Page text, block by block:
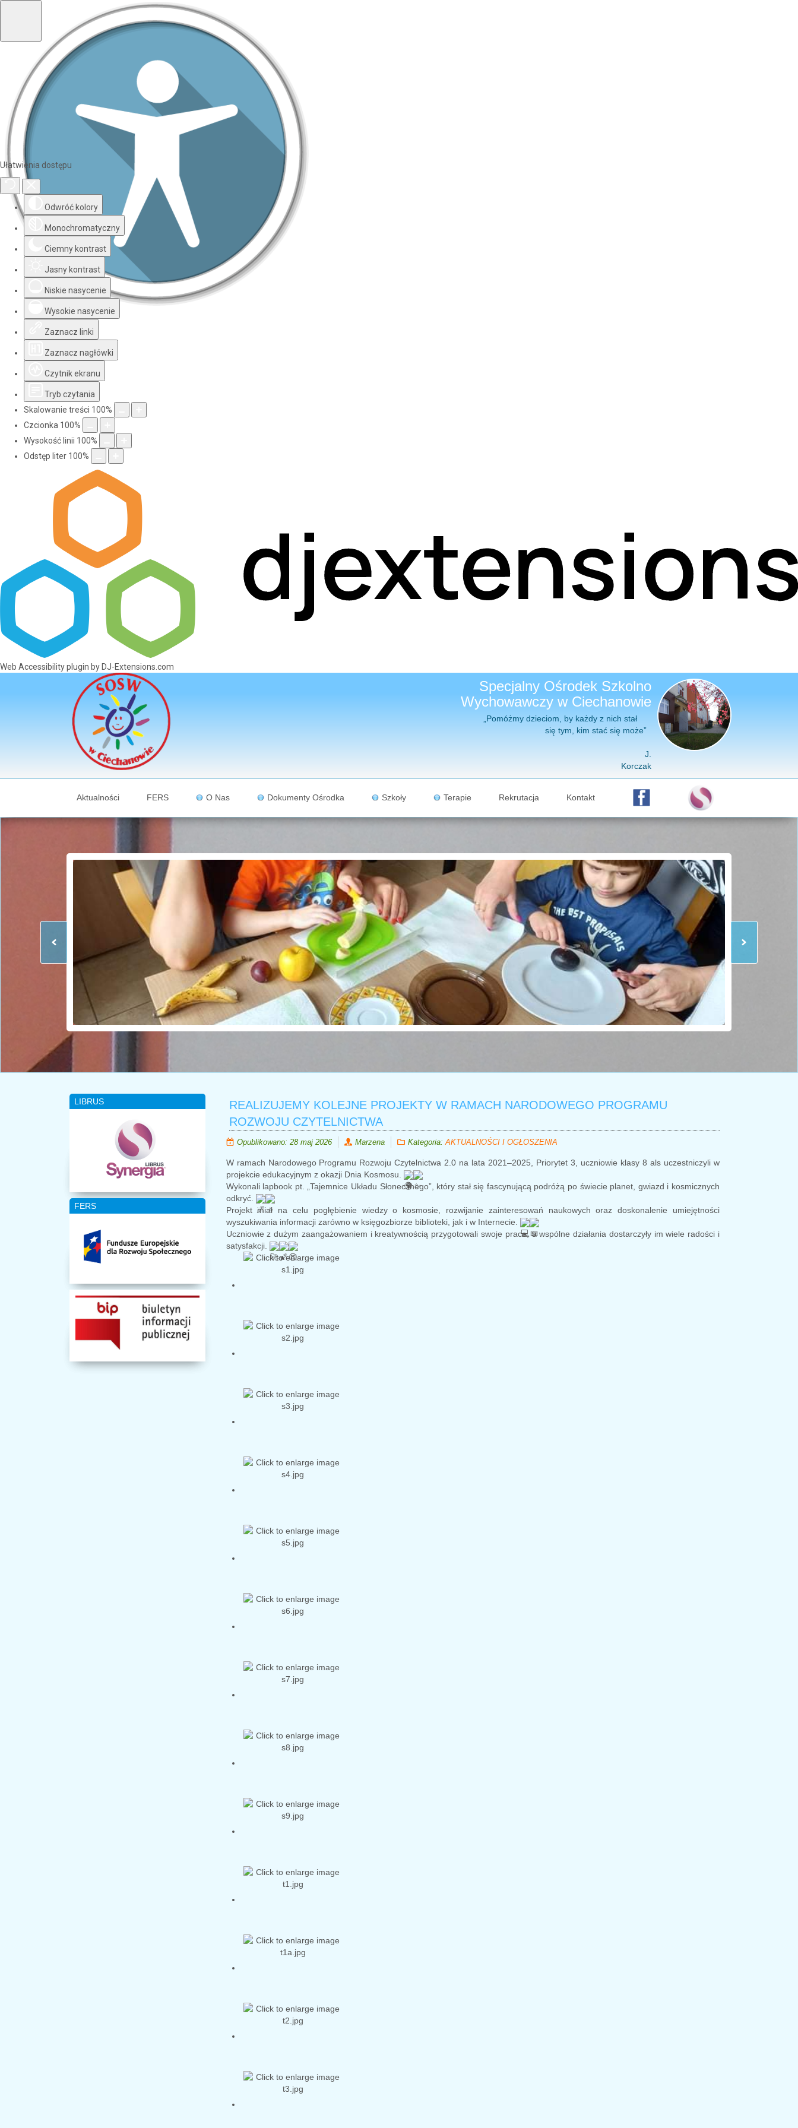
Ułatwienia dostępu
Odwróć kolory
Monochromatyczny
Ciemny kontrast
Jasny kontrast
Niskie nasycenie
Wysokie nasycenie
Zaznacz linki
Zaznacz nagłówki
Czytnik ekranu
Tryb czytania
Skalowanie treści 100%
Czcionka 100%
Wysokość linii 100%
Odstęp liter 100%
Web Accessibility plugin by DJ-Extensions.com
Specjalny Ośrodek Szkolno
Wychowawczy w Ciechanowie
„Pomóżmy dzieciom, by każdy z nich stał
się tym, kim stać się może”
J.
Korczak
Aktualności FERS O Nas Dokumenty Ośrodka Szkoły Terapie Rekrutacja Kontakt
LIBRUS
FERS
REALIZUJEMY KOLEJNE PROJEKTY W RAMACH NARODOWEGO PROGRAMU
ROZWOJU CZYTELNICTWA
Opublikowano: 28 maj 2026 Marzena Kategoria: AKTUALNOŚCI I OGŁOSZENIA
W ramach Narodowego Programu Rozwoju Czytelnictwa 2.0 na lata 2021–2025, Priorytet 3, uczniowie klasy 8 als uczestniczyli w
projekcie edukacyjnym z okazji Dnia Kosmosu.
Wykonali lapbook pt. „Tajemnice Układu Słonecznego”, który stał się fascynującą podróżą po świecie planet, gwiazd i kosmicznych
odkryć.
Projekt miał na celu pogłębienie wiedzy o kosmosie, rozwijanie zainteresowań naukowych oraz doskonalenie umiejętności
wyszukiwania informacji zarówno w księgozbiorze biblioteki, jak i w Internecie.
Uczniowie z dużym zaangażowaniem i kreatywnością przygotowali swoje prace, a wspólne działania dostarczyły im wiele radości i
satysfakcji.